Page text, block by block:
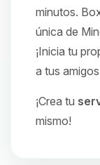
minutos.
única de
¡Inicia tu
a tus
¡Crea tu
mismo!